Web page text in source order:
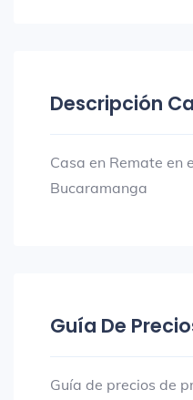
Descripción
Casa en Remate en
Bucaramanga
Guía De
Guía de precios de